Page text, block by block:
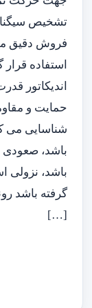
تشخیص
فروش دقیق
استفاده قرار
اندیکاتور
حمایت و
شناسایی می
باشد، صعودی
باشد، نزولی
گرفته باشد
[…]